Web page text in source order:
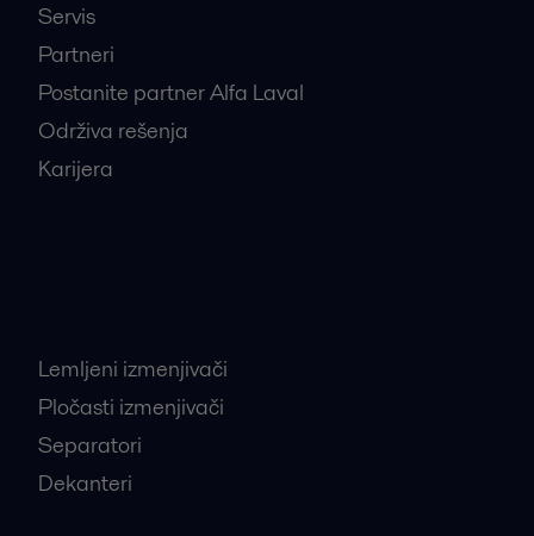
Servis
Partneri
Postanite partner Alfa Laval
Održiva rešenja
Karijera
Lemljeni izmenjivači
Pločasti izmenjivači
Separatori
Dekanteri